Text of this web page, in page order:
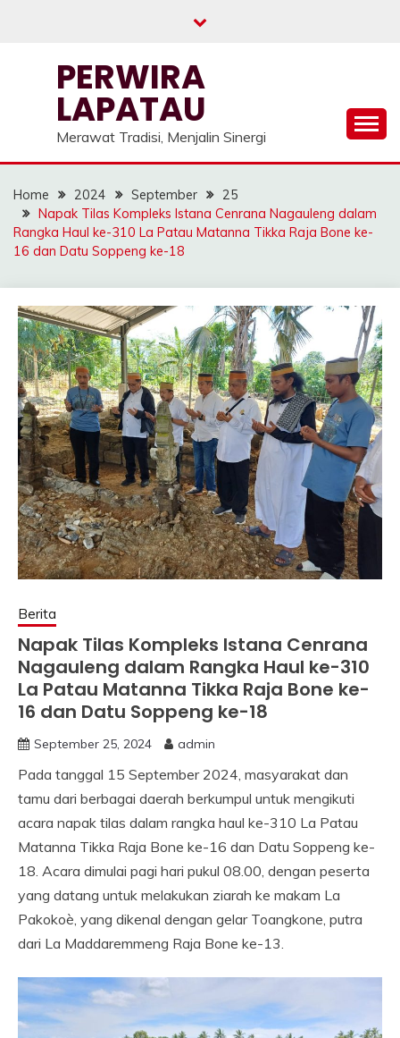
PERWIRA
LAPATAU
Merawat Tradisi, Menjalin Sinergi
Home 2024 September
25
Napak Tilas Kompleks Istana Cenrana Nagauleng dalam
Rangka Haul ke-310 La Patau Matanna Tikka Raja Bone ke-
16 dan Datu Soppeng ke-18
Berita
Napak Tilas Kompleks Istana Cenrana
Nagauleng dalam Rangka Haul ke-310
La Patau Matanna Tikka Raja Bone ke-
16 dan Datu Soppeng ke-18
September 25, 2024 admin
Pada tanggal 15 September 2024, masyarakat dan
tamu dari berbagai daerah berkumpul untuk mengikuti
acara napak tilas dalam rangka haul ke-310 La Patau
Matanna Tikka Raja Bone ke-16 dan Datu Soppeng ke-
18. Acara dimulai pagi hari pukul 08.00, dengan peserta
yang datang untuk melakukan ziarah ke makam La
Pakokoè, yang dikenal dengan gelar Toangkone, putra
dari La Maddaremmeng Raja Bone ke-13.